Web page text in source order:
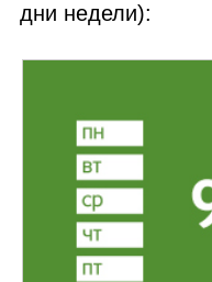
дни недели):